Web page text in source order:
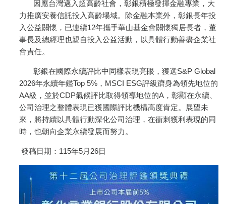
因應台灣邁入超高齡社會，彰銀積極發揮金融專業，大
力推廣安養信託投入高齡場域。除金融本業外，彰銀長年投
入公益關懷，已連續12年攜手華山基金會關懷獨居長者，董
事長及總經理也親自投入公益活動，以具體行動善盡企業社
會責任。
彰銀在國際永續評比中同樣表現亮眼，獲選S&P Global
2026年永續年鑑Top 5%，MSCI ESG評級躋身為領先地位的
AA級，並於CDP氣候評比取得領導地位的A，彰顯在永續、
公司治理之整體表現已獲國際評比機構高度肯定。展望未
來，將持續以具體行動深化公司治理，在衝刺獲利表現的同
時，也朝向企業永續發展而努力。
發稿日期：115年5月26日